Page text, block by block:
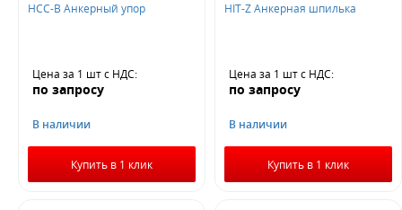
HCC-B Анкерный упор
Цена за 1 штс НДС:
по запросу
В наличии
Купить в 1 клик
HIT-Z Анкерная шпилька
Цена за 1 штс НДС:
по запросу
В наличии
Купить в 1 клик